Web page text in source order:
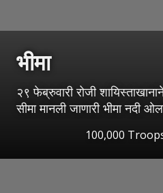
भीमा
२९ फेब्रुवारी रोजी
सीमा मानली जाणारी भीमा नदी
100,000